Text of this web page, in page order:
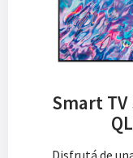
Smart TV
Disfrutá de